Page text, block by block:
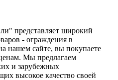
представляет широкий
- ограждения в
нашем сайте, вы покупаете
Мы предлагаем
и зарубежных
высокое качество своей